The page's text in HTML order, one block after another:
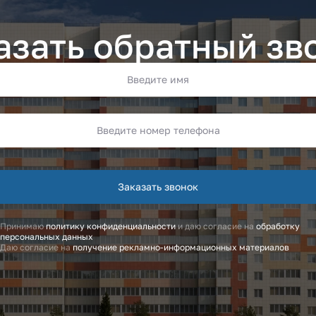
обратный
Заказать звонок
Принимаюполитику конфиденциальностии даю согласие на обработку
персональных данных
Даю согласие наполучение рекламно-информационных материалов